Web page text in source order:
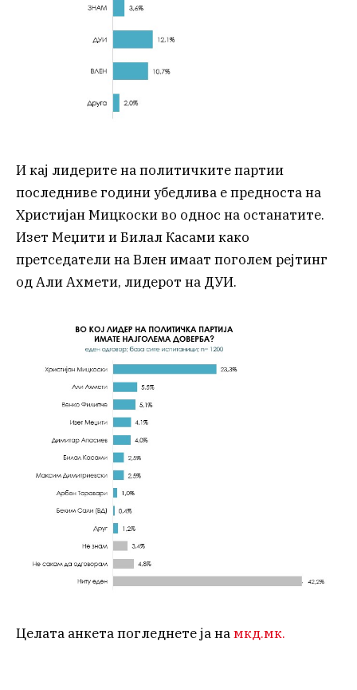
И кај лидерите на политичките партии
последниве години убедлива е предноста на
Христијан Мицкоски во однос на останатите.
Изет Меџити и Билал Касами како
претседатели на Влен имаат поголем рејтинг
од Али Ахмети, лидерот на ДУИ.
Целата анкета погледнете ја намкд.мк.